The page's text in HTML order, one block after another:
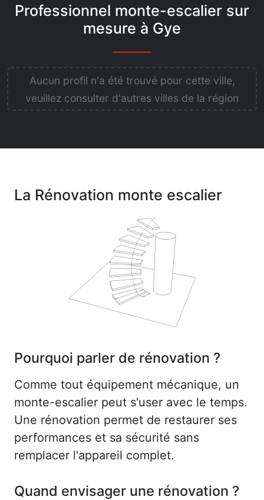
Professionnel monte-escalier sur
mesure à Gye
Aucun profil n'a été trouvé pour cette ville,
veuillez consulter d'autres villes de la région
La Rénovation monte escalier
Pourquoi parler de rénovation ?
Comme tout équipement mécanique, un
monte-escalier peut s'user avec le temps.
Une rénovation permet de restaurer ses
performances et sa sécurité sans
remplacer l'appareil complet.
Quand envisager une rénovation ?